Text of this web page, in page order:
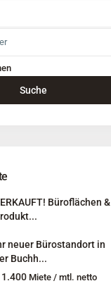
Suche
Büroflächen &
neuer Bürostandort in
Buchh...
1.400 Miete / mtl. netto